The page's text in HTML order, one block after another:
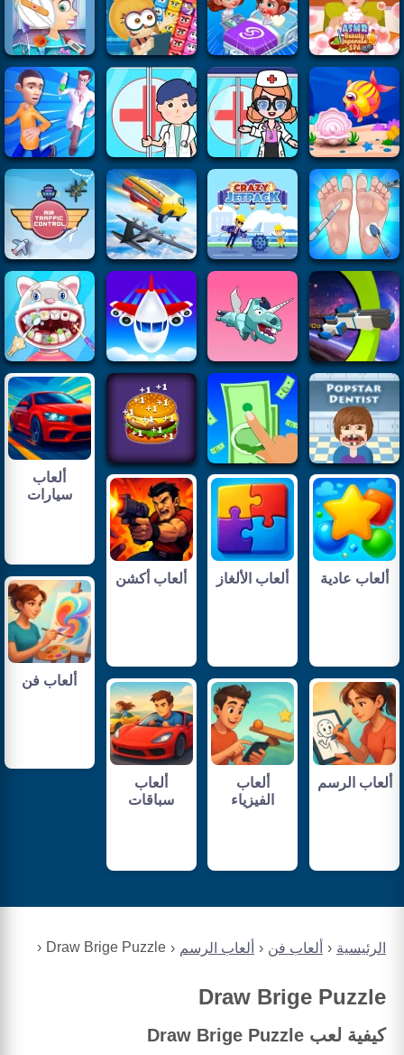
الرئيسية ألعاب فن ألعاب الرسم Draw Brige Puzzle
Draw Brige Puzzle
كيفية لعب Draw Brige Puzzle
ألعاب
سيارات
ألعاب عادية ألعاب الألغاز ألعاب أكشن
ألعاب فن
ألعاب الرسم
ألعاب
الفيزياء
ألعاب
سباقات